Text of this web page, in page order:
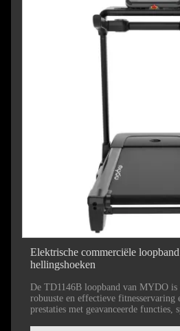
Elektrische commerciële
hellingshoeken
De TD1146B loopband van MYDO is
robuuste en effectieve fitnesservaring
prestaties met geavanceerde functies,